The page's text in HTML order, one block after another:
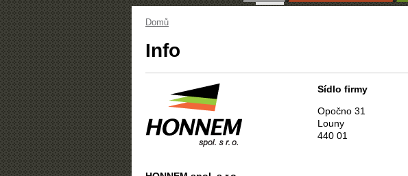
Domů
Info
Sídlo firmy
Opočno 31
Louny
440 01